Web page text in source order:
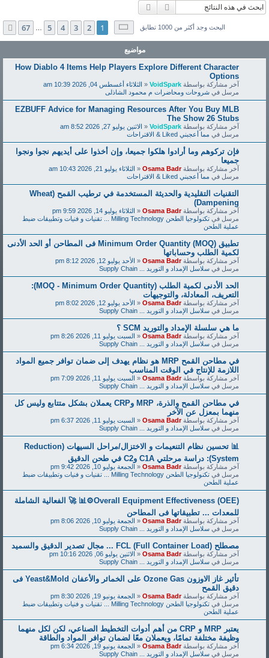
بحث
البحث وجد أكثر من 1000 تطابق صفحة1من67
1
2
3
4
5
67 التالي
مواضيع
How Diablo 4 Items Help Players Explore Different Character
Options
آخر مشاركة بواسطةVoidSpark
«الثلاثاء أغسطس 04, 2026 10:39 am
مرسل فيشروحات ومحاضرات م محمود الشاذلى
EZBUFF Advice for Managing Resources After You Buy MLB
The Show 26 Stubs
آخر مشاركة بواسطةVoidSpark
«الاثنين يوليو 27, 2026 8:52 am
مرسل فيمما أعجبني Liked & الاقتراحات
فإن تركوهم وما أرادوا هلكوا جميعا، وإن أخذوا على أيديهم نجوا ونجوا
جميعا
آخر مشاركة بواسطةOsama Badr
«الثلاثاء يوليو 21, 2026 10:43 am
مرسل فيمما أعجبني Liked & الاقتراحات
التقنيات التقليدية والحديثة المستخدمة في ترطيب القمح (Wheat
Dampening)
آخر مشاركة بواسطةOsama Badr
«الثلاثاء يوليو 14, 2026 9:59 pm
مرسل في
تكنولوجيا الطحن Milling Technology ... تقنيات و فنيات وتطبيقات ضبط
عملية الطحن
تطبيق Minimum Order Quantity (MOQ) فى المطاحن أو الحد الأدنى
لكمية الطلب وحساباتها
آخر مشاركة بواسطةOsama Badr
«الأحد يوليو 12, 2026 8:12 pm
مرسل فيسلاسل الإمداد و التوريد ... Supply Chain
الحد الأدنى لكمية الطلب (MOQ - Minimum Order Quantity):
التعريف، المعادلة، والتوجيهات
آخر مشاركة بواسطةOsama Badr
«الأحد يوليو 12, 2026 8:02 pm
مرسل فيسلاسل الإمداد و التوريد ... Supply Chain
ما هي سلسلة الإمداد والتوريد SCM ؟
آخر مشاركة بواسطةOsama Badr
«السبت يوليو 11, 2026 8:26 pm
مرسل فيسلاسل الإمداد و التوريد ... Supply Chain
في مطاحن القمح MRP هو نظام يهدف إلى ضمان توافر جميع المواد
اللازمة للإنتاج في الوقت المناسب
آخر مشاركة بواسطةOsama Badr
«السبت يوليو 11, 2026 7:09 pm
مرسل فيسلاسل الإمداد و التوريد ... Supply Chain
في مطاحن القمح والذرة، MRP وCRP يعملان بشكل متتابع وليس كل
منهما بمعزل عن الآخر
آخر مشاركة بواسطةOsama Badr
«السبت يوليو 11, 2026 6:37 pm
مرسل فيسلاسل الإمداد و التوريد ... Supply Chain
📊 تحسين نظام التنعيمات و الاختزال/مراحل السيهات (Reduction
System): دراسة مرحلتي C1A وC2 في طحن الدقيق
آخر مشاركة بواسطةOsama Badr
«الجمعة يوليو 10, 2026 9:42 pm
مرسل في
تكنولوجيا الطحن Milling Technology ... تقنيات و فنيات وتطبيقات ضبط
عملية الطحن
Overall Equipment Effectiveness (OEE)⚙️📊 🚀 الفعالية الشاملة
للمعدات ... تطبيقاتها فى المطاحن
آخر مشاركة بواسطةOsama Badr
«الجمعة يوليو 10, 2026 8:06 pm
مرسل فيسلاسل الإمداد و التوريد ... Supply Chain
مصطلح FCL (Full Container Load) ... مجال تصدير الدقيق والسميد
آخر مشاركة بواسطةOsama Badr
«الاثنين يوليو 06, 2026 10:16 pm
مرسل فيسلاسل الإمداد و التوريد ... Supply Chain
تأثير غاز الاوزون Ozone Gas على الخمائر والأعفان Yeast&Mold فى
دقيق القمح
آخر مشاركة بواسطةOsama Badr
«الجمعة يونيو 19, 2026 8:30 pm
مرسل في
تكنولوجيا الطحن Milling Technology ... تقنيات و فنيات وتطبيقات ضبط
عملية الطحن
يعتبر MRP و CRP من أهم أدوات التخطيط الصناعي، لكن لكل منهما
وظيفة مختلفة تمامًا، ويعملان معًا لضمان توافر المواد والطاقة
آخر مشاركة بواسطةOsama Badr
«الجمعة يونيو 19, 2026 6:34 pm
مرسل فيسلاسل الإمداد و التوريد ... Supply Chain